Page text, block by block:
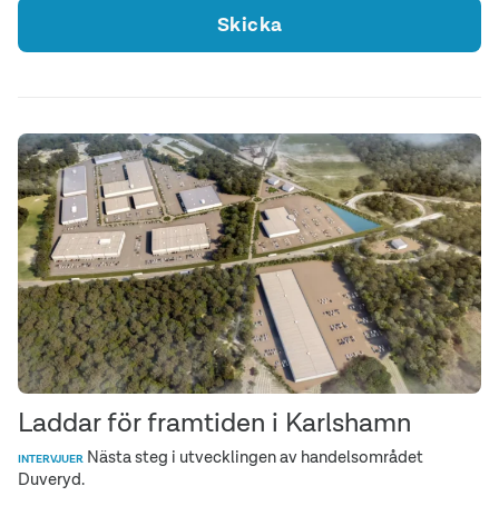
Skicka
Laddar för framtiden i Karlshamn
INTERVJUER Nästa steg i utvecklingen av handelsområdet
Duveryd.